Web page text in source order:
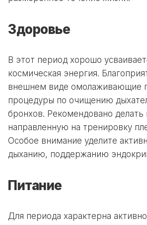
Здоровье
В этот период хорошо
космическая энергия.
внешнем виде омолаживающие
процедуры по очищению
бронхов. Рекомендовано делать
направленную на тренировку
Особое внимание уделите
дыханию, поддержанию
Питание
Для периода характерна